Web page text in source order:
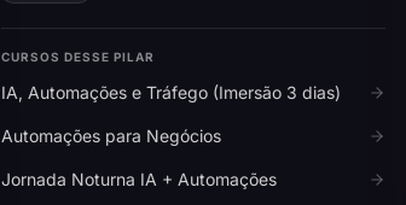
CURSOS DESSE PILAR
IA, Automações e Tráfego (Imersão 3 dias)
Automações para Negócios
Jornada Noturna IA + Automações